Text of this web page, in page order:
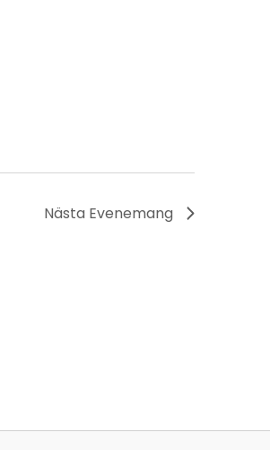
Nästa Evenemang